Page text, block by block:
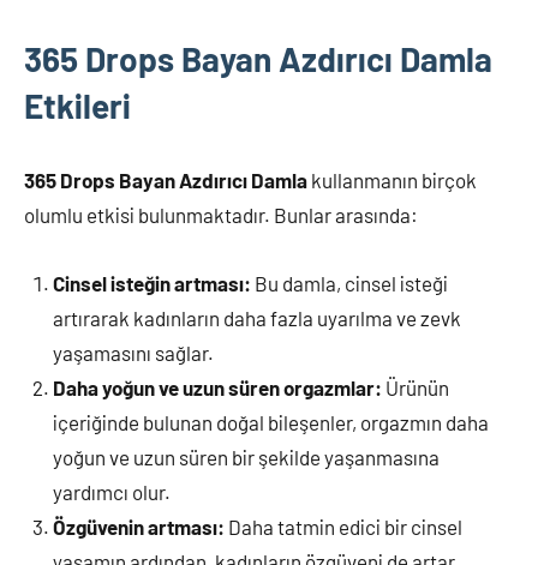
365 Drops Bayan Azdırıcı Damla
Etkileri
365 Drops Bayan Azdırıcı Damla kullanmanın birçok
olumlu etkisi bulunmaktadır. Bunlar arasında:
Cinsel isteğin artması: Bu damla, cinsel isteği
artırarak kadınların daha fazla uyarılma ve zevk
yaşamasını sağlar.
Daha yoğun ve uzun süren orgazmlar: Ürünün
içeriğinde bulunan doğal bileşenler, orgazmın daha
yoğun ve uzun süren bir şekilde yaşanmasına
yardımcı olur.
Özgüvenin artması: Daha tatmin edici bir cinsel